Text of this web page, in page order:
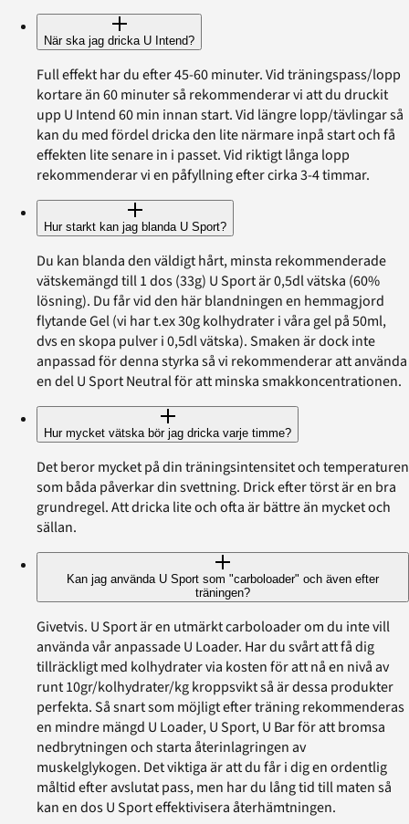
När ska jag dricka U Intend?
Full effekt har du efter 45-60 minuter. Vid träningspass/lopp
kortare än 60 minuter så rekommenderar vi att du druckit
upp U Intend 60 min innan start. Vid längre lopp/tävlingar så
kan du med fördel dricka den lite närmare inpå start och få
effekten lite senare in i passet. Vid riktigt långa lopp
rekommenderar vi en påfyllning efter cirka 3-4 timmar.
Hur starkt kan jag blanda U Sport?
Du kan blanda den väldigt hårt, minsta rekommenderade
vätskemängd till 1 dos (33g) U Sport är 0,5dl vätska (60%
lösning). Du får vid den här blandningen en hemmagjord
flytande Gel (vi har t.ex 30g kolhydrater i våra gel på 50ml,
dvs en skopa pulver i 0,5dl vätska). Smaken är dock inte
anpassad för denna styrka så vi rekommenderar att använda
en del U Sport Neutral för att minska smakkoncentrationen.
Hur mycket vätska bör jag dricka varje timme?
Det beror mycket på din träningsintensitet och temperaturen
som båda påverkar din svettning. Drick efter törst är en bra
grundregel. Att dricka lite och ofta är bättre än mycket och
sällan.
Kan jag använda U Sport som "carboloader" och även efter
träningen?
Givetvis. U Sport är en utmärkt carboloader om du inte vill
använda vår anpassade U Loader. Har du svårt att få dig
tillräckligt med kolhydrater via kosten för att nå en nivå av
runt 10gr/kolhydrater/kg kroppsvikt så är dessa produkter
perfekta. Så snart som möjligt efter träning rekommenderas
en mindre mängd U Loader, U Sport, U Bar för att bromsa
nedbrytningen och starta återinlagringen av
muskelglykogen. Det viktiga är att du får i dig en ordentlig
måltid efter avslutat pass, men har du lång tid till maten så
kan en dos U Sport effektivisera återhämtningen.